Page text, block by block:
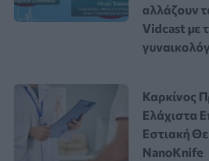
αλλάζουν
Vidcast με
Καρκίνος
Ελάχιστα
Εστιακή
NanoKnife